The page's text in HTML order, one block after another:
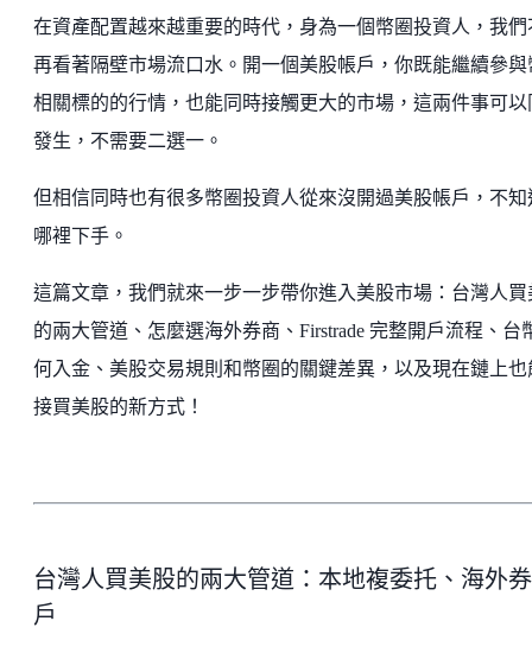
在資產配置越來越重要的時代，身為一個幣圈投資人，我們
再看著隔壁市場流口水。開一個美股帳戶，你既能繼續參與
相關標的的行情，也能同時接觸更大的市場，這兩件事可以
發生，不需要二選一。
但相信同時也有很多幣圈投資人從來沒開過美股帳戶，不知
哪裡下手。
這篇文章，我們就來一步一步帶你進入美股市場：台灣人買
的兩大管道、怎麼選海外券商、Firstrade 完整開戶流程、台
何入金、美股交易規則和幣圈的關鍵差異，以及現在鏈上也
接買美股的新方式！
台灣人買美股的兩大管道：本地複委托、海外
戶